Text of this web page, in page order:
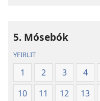
5. Mósebók
YFIRLIT
1 2 3 4
10
11 12 13